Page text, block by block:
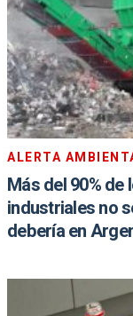
ALERTA
Más del 90%
industriales no
debería en